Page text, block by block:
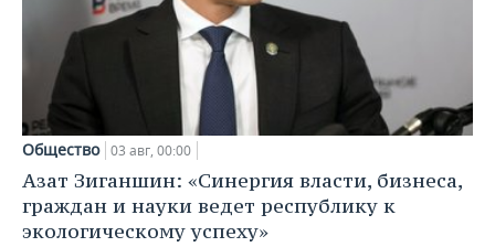
Общество 03 авг, 00:00
Азат Зиганшин: «Синергия власти, бизнеса,
граждан и науки ведет республику к
экологическому успеху»